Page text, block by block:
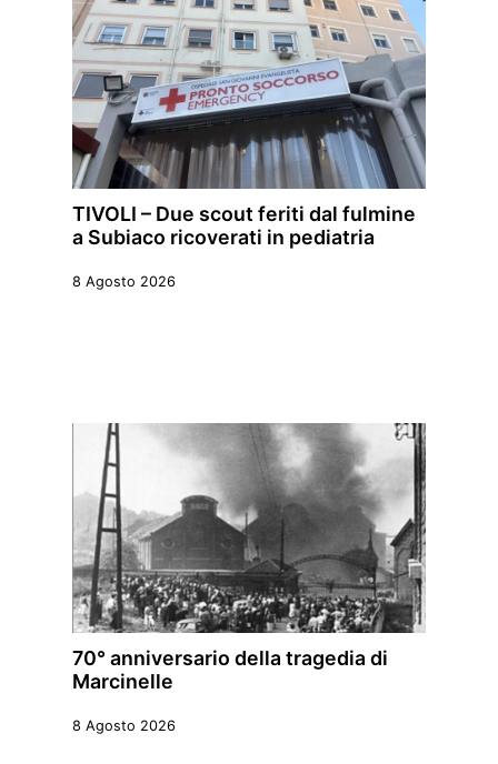
TIVOLI – Due scout feriti dal fulmine
a Subiaco ricoverati in pediatria
8 Agosto 2026
70° anniversario della tragedia di
Marcinelle
8 Agosto 2026